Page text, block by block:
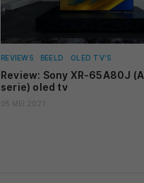
REVIEWS BEELD OLED TV'S
Review: Sony XR-65A80J
serie) oled tv
05 MEI 2021